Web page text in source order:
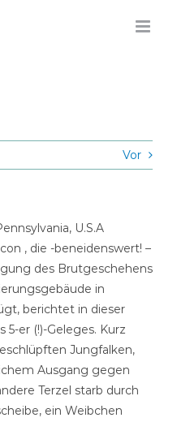
Vor
U.S.A
, die -beneidenswert! –
des Brutgeschehens
in
berichtet in dieser
5-er (!)-Geleges. Kurz
Jungfalken,
Ausgang gegen
Terzel starb durch
ein Weibchen